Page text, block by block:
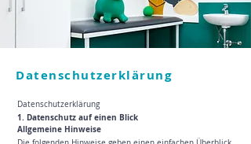
Datenschutzerklärung
Datenschutz­erklärung
1. Datenschutz auf einen Blick
Allgemeine Hinweise